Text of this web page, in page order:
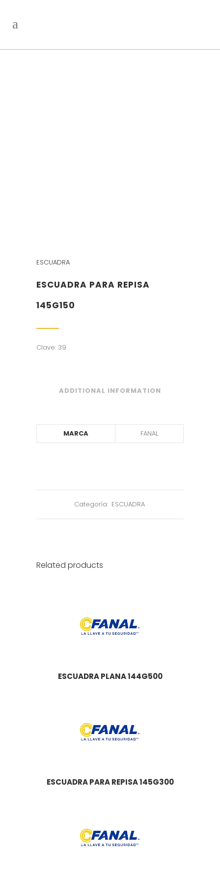
ESCUADRA
ESCUADRA PARA REPISA
145G150
Clave: 39
ADDITIONAL INFORMATION
MARCA FANAL
Categoría: ESCUADRA
Related products
ESCUADRA PLANA 144G500
ESCUADRA PARA REPISA 145G300